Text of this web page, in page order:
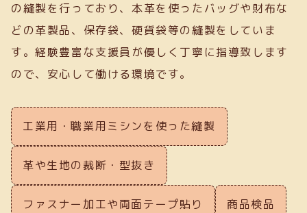
の縫製を行っており、本革を使ったバッグや財布な
どの革製品、保存袋、硬貨袋等の縫製をしていま
す。経験豊富な支援員が優しく丁寧に指導致します
ので、安心して働ける環境です。
工業用・職業用ミシンを使った縫製
革や生地の裁断・型抜き
ファスナー加工や両面テープ貼り 商品検品